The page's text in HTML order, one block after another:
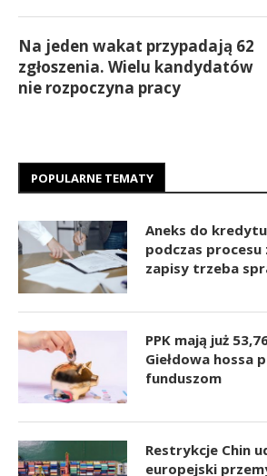
Na jeden wakat przypadają 62
zgłoszenia. Wielu kandydatów
nie rozpoczyna pracy
POPULARNE TEMATY
Aneks do
podczas procesu
zapisy trzeba
PPK mają już
Giełdowa hossa
funduszom
Restrykcje Chin
europejski